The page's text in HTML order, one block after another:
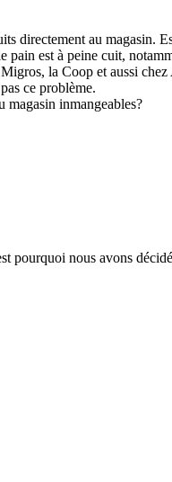
directement au magasin.
pain est à peine cuit,
la Coop et aussi
ce problème.
magasin inmangeables?
pourquoi nous avons